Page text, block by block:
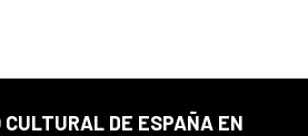
CULTURAL DE ESPAÑA EN